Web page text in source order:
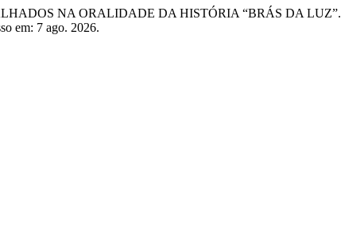
NA ORALIDADE DA HISTÓRIA “BRÁS DA LUZ”.
em: 7 ago. 2026.